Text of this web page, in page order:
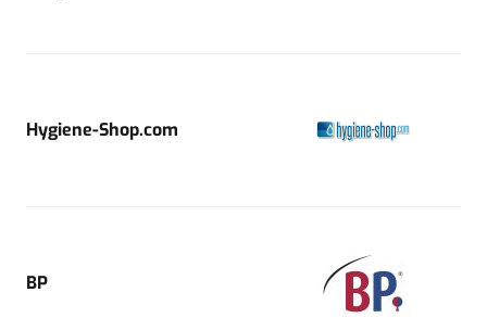
Hygiene-Shop.com
BP